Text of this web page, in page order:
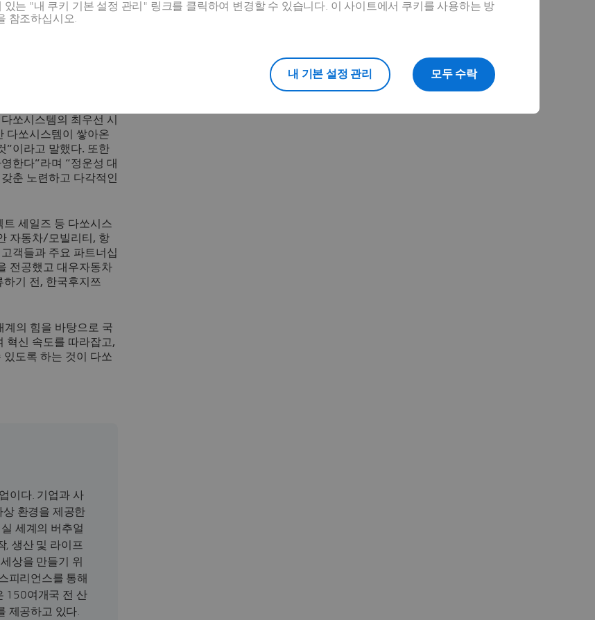
고 2일 밝혔다. 정운
판으로 다쏘시스템
괄 사장은 “한국은
쏘시스템의 최우선 시
다쏘시스템이 쌓아온
”이라고 말했다. 또한
한다”라며 “정운성 대
춘 노련하고 다각적인
세일즈 등 다쏘시스
자동차/모빌리티, 항
객들과 주요 파트너십
전공했고 대우자동차
기 전, 한국후지쯔
의 힘을 바탕으로 국
혁신 속도를 따라잡고,
있도록 하는 것이 다쏘
이다. 기업과 사
상 환경을 제공한
세계의 버추얼
, 생산 및 라이프
상을 만들기 위
피리언스를 통해
150여개국 전 산
제공하고 있다.
는 "내 쿠키 기본 설정 관리" 링크를 클릭하여 변경할 수 있습니다. 이 사이트에서 쿠키를 사용하는 방
참조하십시오.
모두 수락
내 기본 설정 관리